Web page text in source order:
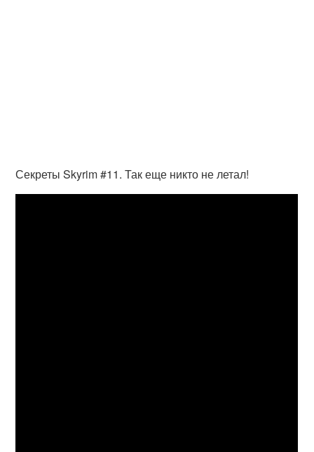
Секреты Skyrim #11. Так еще никто не летал!